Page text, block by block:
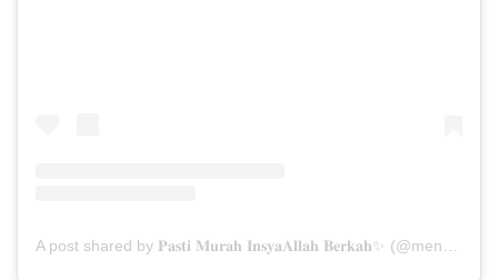
A post shared by 𝐏𝐚𝐬𝐭𝐢 𝐌𝐮𝐫𝐚𝐡 𝐈𝐧𝐬𝐲𝐚𝐀𝐥𝐥𝐚𝐡 𝐁𝐞𝐫𝐤𝐚𝐡✨ (@menarabuanawisata)